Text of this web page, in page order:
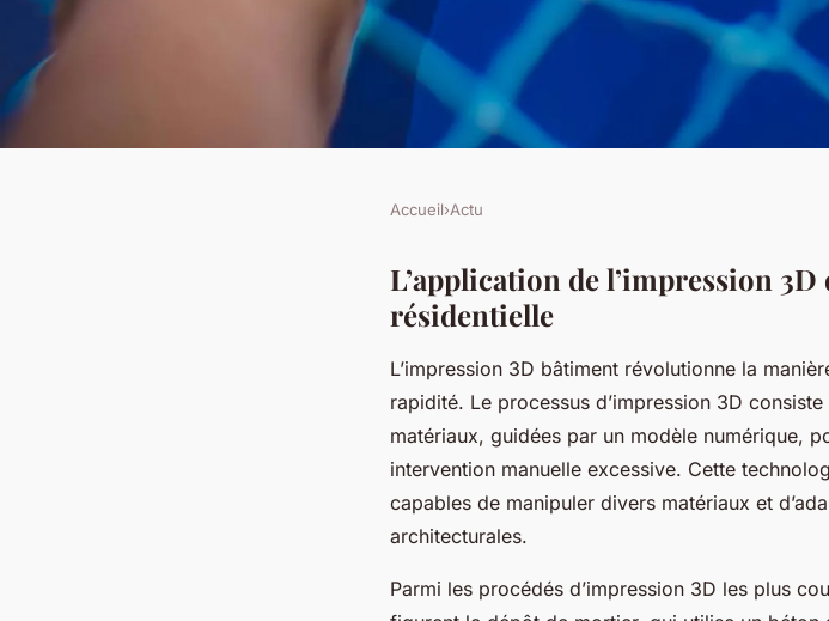
Comment l'impression 3D
révolutionne-t-elle la
Accueil›Actu
L’application de l’impression
résidentielle
L’impression 3D bâtiment révolutionne la
rapidité. Le processus d’impression 3D
matériaux, guidées par un modèle numérique,
intervention manuelle excessive. Cette
capables de manipuler divers matériaux et
architecturales.
Parmi les procédés d’impression 3D les plus